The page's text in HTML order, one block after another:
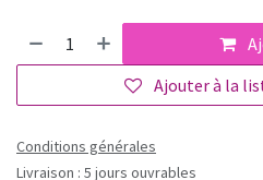
Ajouter à la
Conditions générales
Livraison : 5 jours ouvrables